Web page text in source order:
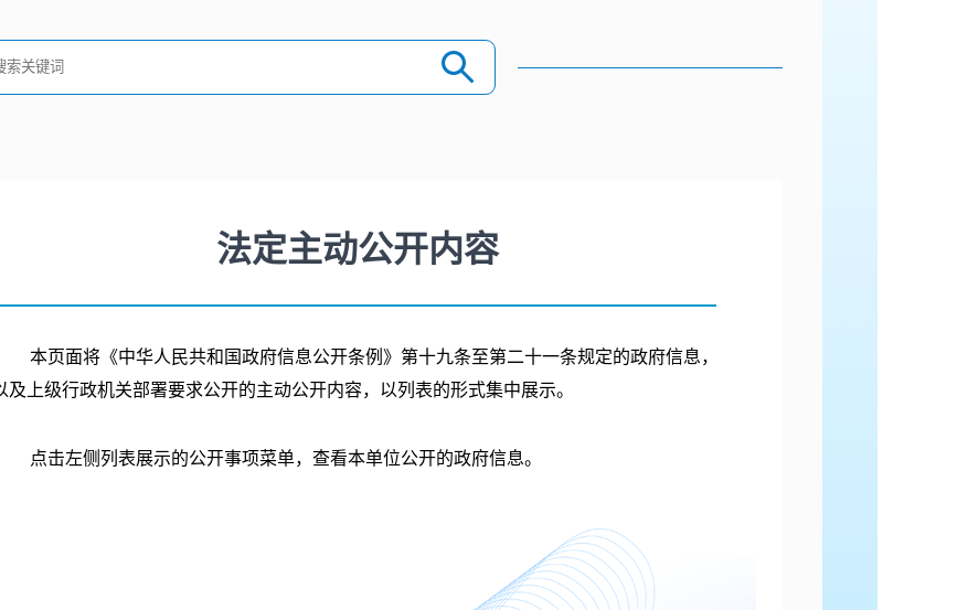
法定主动公开内容
本页面将《中华人民共和国政府信息公开条例》第十九条至第二十一条规定的政府信息，
及上级行政机关部署要求公开的主动公开内容，以列表的形式集中展示。
点击左侧列表展示的公开事项菜单，查看本单位公开的政府信息。